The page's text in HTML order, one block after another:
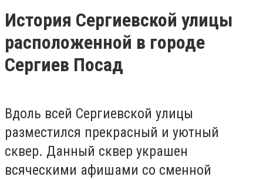
История Сергиевской улицы
расположенной в городе
Сергиев Посад
Вдоль всей Сергиевской улицы
разместился прекрасный и уютный
сквер. Данный сквер украшен
всяческими афишами со сменной